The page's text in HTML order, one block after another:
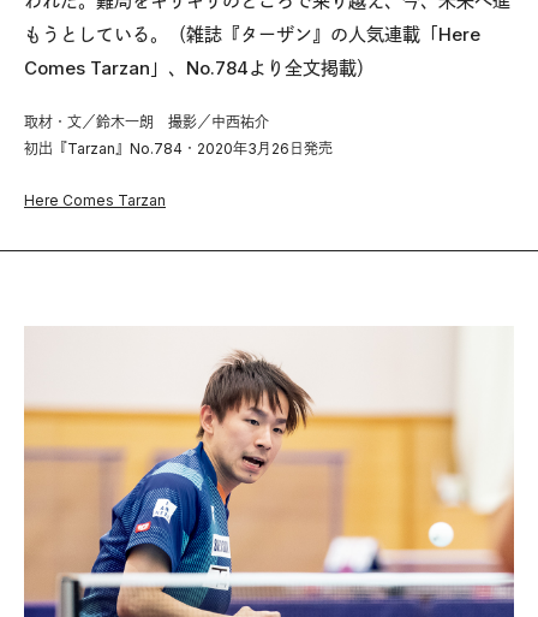
もうとしている。（雑誌『ターザン』の人気連載「Here
Comes Tarzan」、No.784より全文掲載）
取材・文／鈴木一朗 撮影／中西祐介
初出『Tarzan』No.784・2020年3月26日発売
Here Comes Tarzan